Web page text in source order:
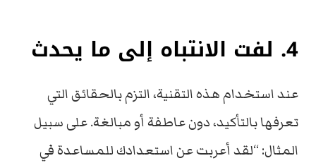
4. لفت الانتباه إلى ما يحدث
عند استخدام هذه التقنية، التزم بالحقائق التي
تعرفها بالتأكيد، دون عاطفة أو مبالغة. على سبيل
المثال: “لقد أعربت عن استعدادك للمساعدة في